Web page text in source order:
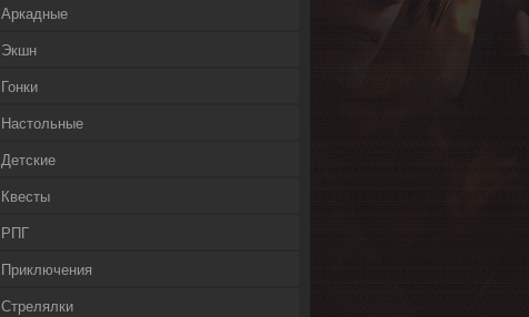
Аркадные
Экшн
Гонки
Настольные
Детские
Квесты
РПГ
Приключения
Стрелялки